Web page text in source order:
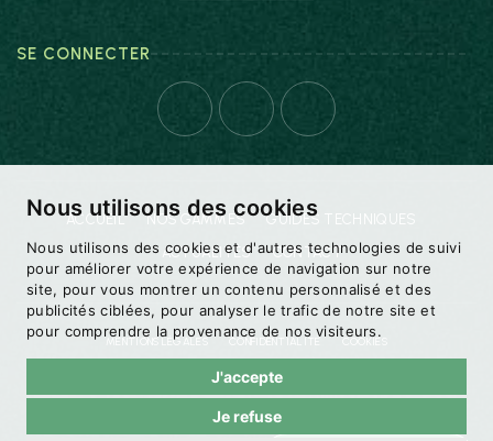
Nous utilisons des cookies
Nous utilisons des cookies et d'autres technologies de suivi
pour améliorer votre expérience de navigation sur notre
site, pour vous montrer un contenu personnalisé et des
publicités ciblées, pour analyser le trafic de notre site et
pour comprendre la provenance de nos visiteurs.
J'accepte
Je refuse
SE CONNECTER
ACCUEIL NOS GAMMES
GUIDES TECHNIQUES
ACTUALITÉS
CONTACT
MENTIONS LÉGALES CONFIDENTIALITÉ COOKIES
© 2026 EKOV PAR